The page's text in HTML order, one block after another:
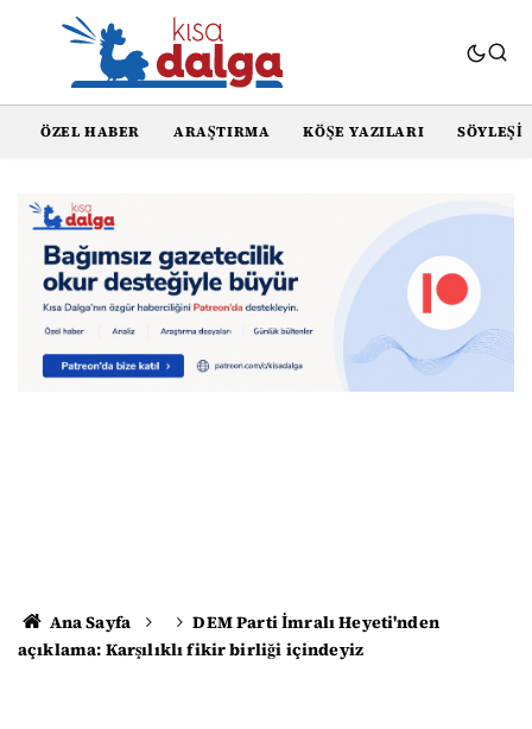
ÖZEL HABER ARAŞTIRMA KÖŞE YAZILARI SÖYLEŞI
Ana Sayfa
DEM Parti İmralı Heyeti'nden
açıklama: Karşılıklı fikir birliği içindeyiz